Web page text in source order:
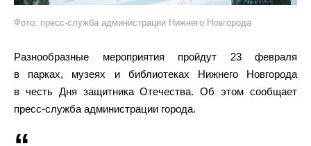
Фото: пресс-служба администрации Нижнего Новгорода
Разнообразные мероприятия пройдут 23 февраля
в парках, музеях и библиотеках Нижнего Новгорода
в честь Дня защитника Отечества. Об этом сообщает
пресс-служба администрации города.